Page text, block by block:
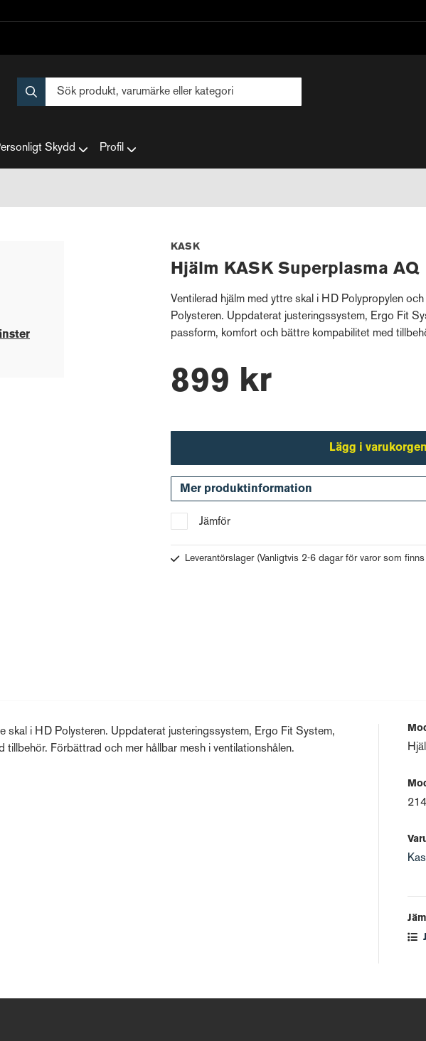
Skydd Profil
KASK
Hjälm KASK Superplasma AQ
Ventilerad hjälm med yttre skal i HD Polypropylen
Polysteren. Uppdaterat justeringssystem, Ergo Fit
passform, komfort och bättre kompabilitet med
899 kr
Lägg i varukorgen
Mer produktinformation
Jämför
Leverantörslager (Vanligtvis 2-6 dagar för varor som
skal i HD Polysteren. Uppdaterat justeringssystem, Ergo Fit System,
Förbättrad och mer hållbar mesh i ventilationshålen.